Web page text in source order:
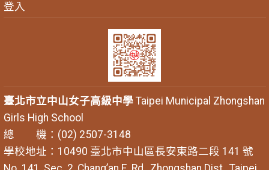
登入
臺北市立中山女子高級中學Taipei Municipal Zhongshan
Girls High School
總 機：(02) 2507-3148
學校地址：10490 臺北市中山區長安東路二段 141 號